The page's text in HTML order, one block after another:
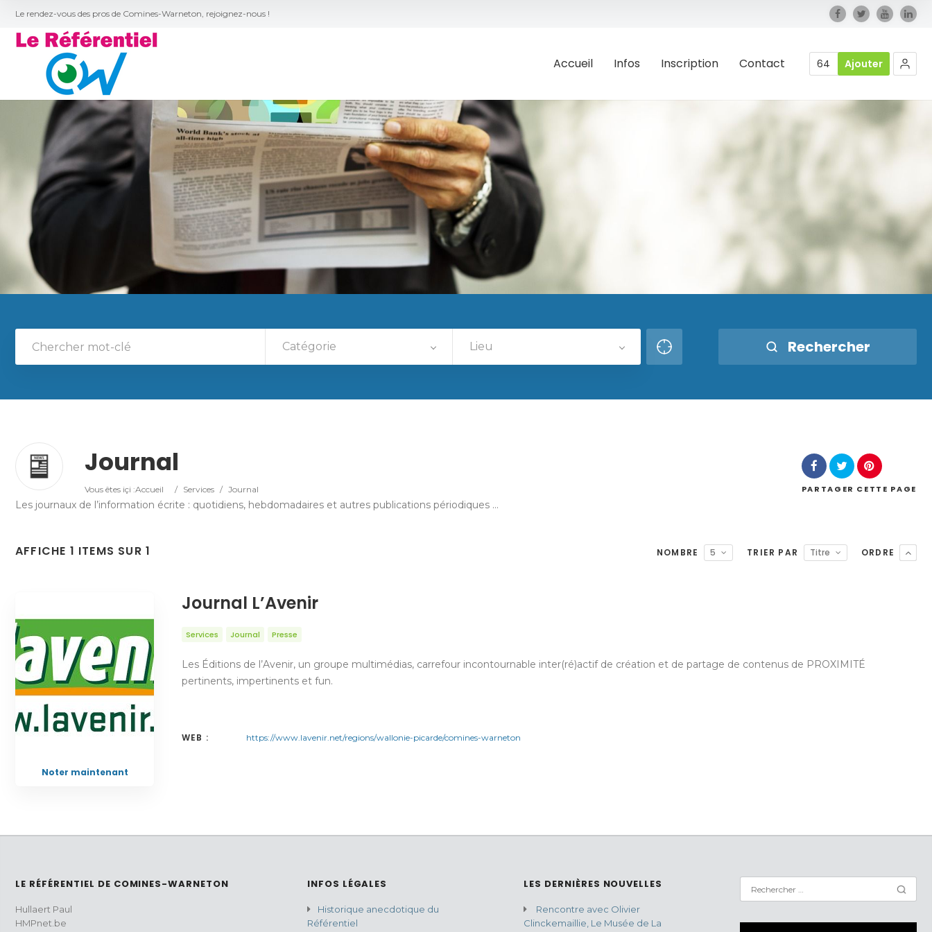
Le rendez-vous des pros de Comines-Warneton, rejoignez-nous !
Accueil Infos Inscription Contact 64 Ajouter
Catégorie Lieu Rechercher
Journal
Vous êtes içi :Accueil / Services / Journal PARTAGER CETTE PAGE
Les journaux de l’information écrite : quotidiens, hebdomadaires et autres publications périodiques ...
AFFICHE 1 ITEMS SUR 1 NOMBRE 5 TRIER PAR Titre ORDRE
Noter maintenant
Journal L’Avenir
Services Journal Presse
Les Éditions de l’Avenir, un groupe multimédias, carrefour incontournable inter(ré)actif de création et de partage de contenus de PROXIMITÉ
pertinents, impertinents et fun.
WEB : https://www.lavenir.net/regions/wallonie-picarde/comines-warneton
LE RÉFÉRENTIEL DE COMINES-WARNETON
Hullaert Paul
HMPnet.be
INFOS LÉGALES
Historique anecdotique du
Référentiel
LES DERNIÈRES NOUVELLES
Rencontre avec Olivier
Clinckemaillie, Le Musée de La